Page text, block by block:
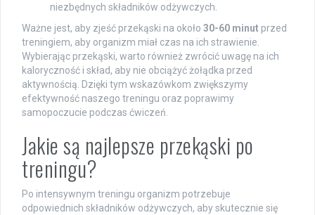
niezbędnych składników odżywczych.
Ważne jest, aby zjeść przekąski na około 30-60 minut przed
treningiem, aby organizm miał czas na ich strawienie.
Wybierając przekąski, warto również zwrócić uwagę na ich
kaloryczność i skład, aby nie obciążyć żołądka przed
aktywnością. Dzięki tym wskazówkom zwiększymy
efektywność naszego treningu oraz poprawimy
samopoczucie podczas ćwiczeń.
Jakie są najlepsze przekąski po
treningu?
Po intensywnym treningu organizm potrzebuje
odpowiednich składników odżywczych, aby skutecznie się